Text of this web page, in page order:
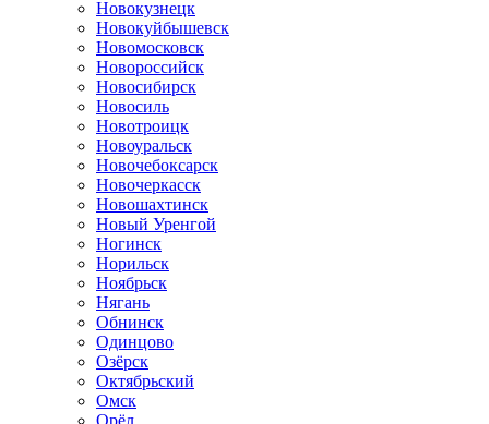
Новокузнецк
Новокуйбышевск
Новомосковск
Новороссийск
Новосибирск
Новосиль
Новотроицк
Новоуральск
Новочебоксарск
Новочеркасск
Новошахтинск
Новый Уренгой
Ногинск
Норильск
Ноябрьск
Нягань
Обнинск
Одинцово
Озёрск
Октябрьский
Омск
Орёл